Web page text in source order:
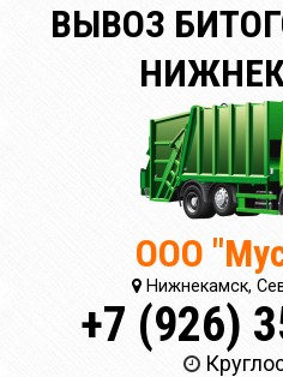
ВЫВОЗ
ООО
Нижнекамск,
+7 (926)